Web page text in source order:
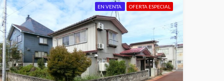
EN VENTA OFERTA ESPECIAL
EN VENTA
DESTACADAS